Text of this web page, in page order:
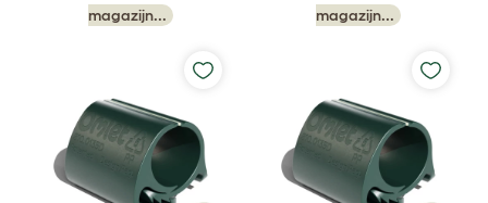
magazijn...
magazijn...